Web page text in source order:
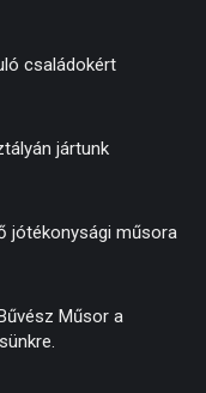
családokért
jártunk
jótékonysági műsora
Műsor a